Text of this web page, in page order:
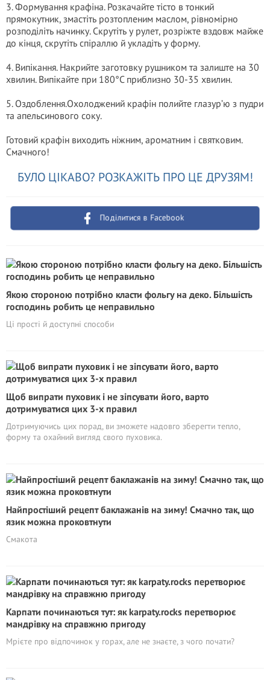
3. Формування крафіна. Розкачайте тісто в тонкий
прямокутник, змастіть розтопленим маслом, рівномірно
розподіліть начинку. Скрутіть у рулет, розріжте вздовж майже
до кінця, скрутіть спіраллю й укладіть у форму.
4. Випікання. Накрийте заготовку рушником та залиште на 30
хвилин. Випікайте при 180°C приблизно 30-35 хвилин.
5. Оздоблення.Охолоджений крафін полийте глазур’ю з пудри
та апельсинового соку.
Готовий крафін виходить ніжним, ароматним і святковим.
Смачного!
БУЛО ЦІКАВО? РОЗКАЖІТЬ ПРО ЦЕ ДРУЗЯМ!
Поділитися в Facebook
Якою стороною потрібно класти фольгу на деко. Більшість
господинь робить це неправильно
Ці прості й доступні способи
Щоб випрати пуховик і не зіпсувати його, варто
дотримуватися цих 3-х правил
Дотримуючись цих порад, ви зможете надовго зберегти тепло,
форму та охайний вигляд свого пуховика.
Найпростіший рецепт баклажанів на зиму! Смачно так, що
язик можна проковтнути
Смакота
Карпати починаються тут: як karpaty.rocks перетворює
мандрівку на справжню пригоду
Мрієте про відпочинок у горах, але не знаєте, з чого почати?